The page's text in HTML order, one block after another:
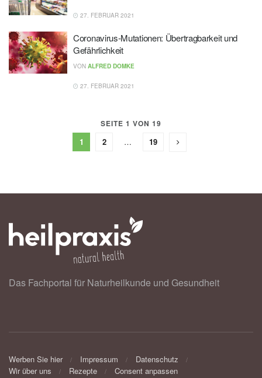
27. FEBRUAR 2021
Coronavirus-Mutationen: Übertragbarkeit und
Gefährlichkeit
VON ALFRED DOMKE
27. FEBRUAR 2021
SEITE 1 VON 19
1 2 … 19
Das Fachportal für Naturheilkunde und Gesundheit
Werben Sie hier Impressum
Datenschutz
Wir über uns
Rezepte Consent anpassen